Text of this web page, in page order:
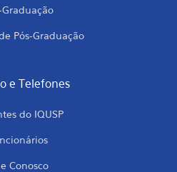
Graduação
Pós-Graduação
e Telefones
do IQUSP
Conosco